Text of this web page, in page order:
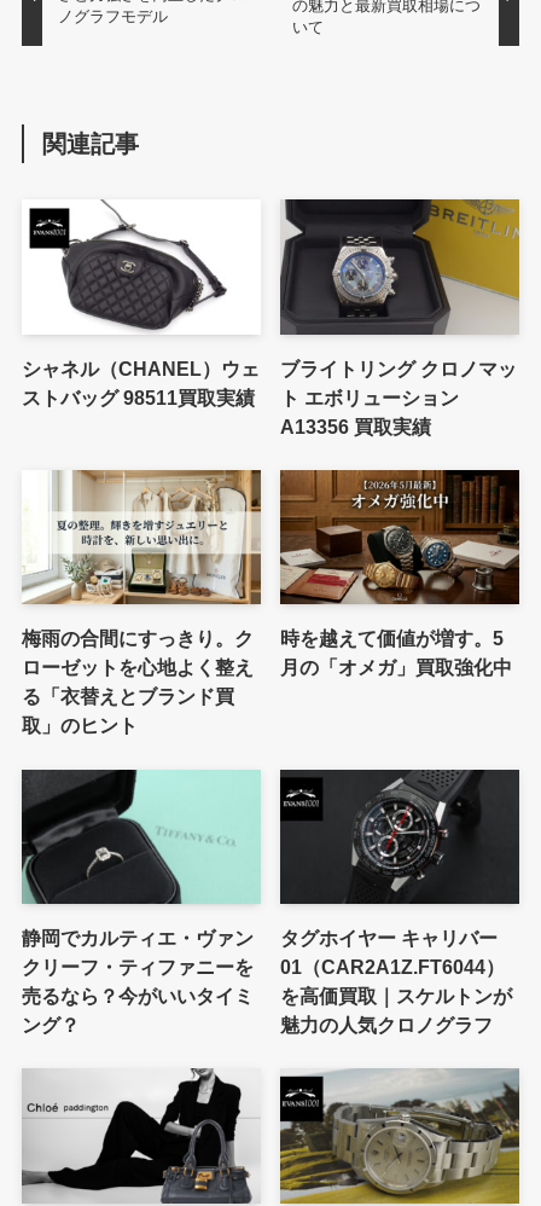
ノグラフモデル
の魅力と最新買取相場につ
いて
関連記事
シャネル（CHANEL）ウェ
ストバッグ 98511買取実績
ブライトリング クロノマッ
ト エボリューション
A13356 買取実績
梅雨の合間にすっきり。ク
ローゼットを心地よく整え
る「衣替えとブランド買
取」のヒント
時を越えて価値が増す。5
月の「オメガ」買取強化中
静岡でカルティエ・ヴァン
クリーフ・ティファニーを
売るなら？今がいいタイミ
ング？
タグホイヤー キャリバー
01（CAR2A1Z.FT6044）
を高価買取｜スケルトンが
魅力の人気クロノグラフ